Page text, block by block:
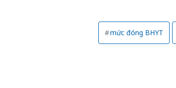
mức đóng BHYT